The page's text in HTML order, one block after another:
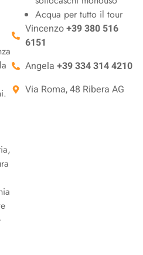
Acqua per tutto il tour
Vincenzo+39 380 516
6151
Angela +39 334 314 4210
Via Roma, 48 Ribera AG